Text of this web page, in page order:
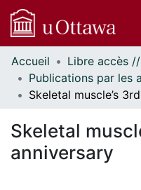
Communautés
et collections
Parcourir
À propos
Accueil
Skeletal
anniversary